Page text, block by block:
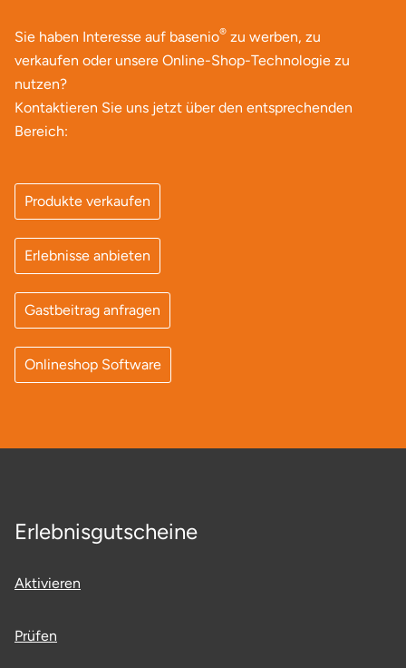
Sie haben Interesse auf basenio® zu werben, zu
verkaufen oder unsere Online-Shop-Technologie zu
nutzen?
Kontaktieren Sie uns jetzt über den entsprechenden
Bereich:
Produkte verkaufen
Erlebnisse anbieten
Gastbeitrag anfragen
Onlineshop Software
Erlebnisgutscheine
Aktivieren
Prüfen